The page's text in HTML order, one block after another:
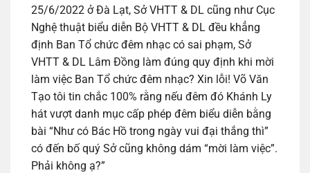
25/6/2022 ở Đà Lạt, Sở VHTT & DL cũng như Cục
Nghệ thuật biểu diễn Bộ VHTT & DL đều khẳng
định Ban Tổ chức đêm nhạc có sai phạm, Sở
VHTT & DL Lâm Đồng làm đúng quy định khi mời
làm việc Ban Tổ chức đêm nhạc? Xin lỗi! Võ Văn
Tạo tôi tin chắc 100% rằng nếu đêm đó Khánh Ly
hát vượt danh mục cấp phép đêm biểu diễn bằng
bài “Như có Bác Hồ trong ngày vui đại thắng thì”
có đến bố quý Sở cũng không dám “mời làm việc”.
Phải không ạ?”